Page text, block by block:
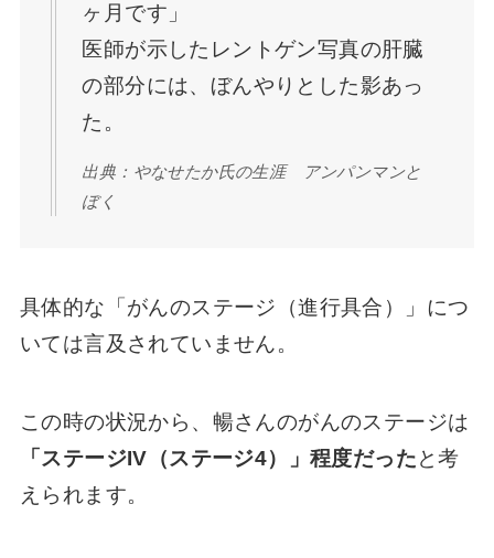
ヶ月です」
医師が示したレントゲン写真の肝臓
の部分には、ぼんやりとした影あっ
た。
出典：やなせたか氏の生涯 アンパンマンと
ぼく
具体的な「がんのステージ（進行具合）」につ
いては言及されていません。
この時の状況から、暢さんのがんのステージは
「ステージIV（ステージ4）」程度だったと考
えられます。